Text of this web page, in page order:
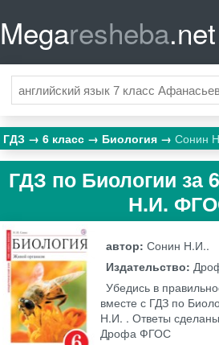
Megaresheba.net
ГДЗ 6 класс Биология Сонин
ГДЗ по Биологии за
Н.И.
автор:Сонин Н.И..
Издательство:
Убедись в
вместе с ГДЗ по
Н.И. . Ответы сделаны
Дрофа ФГОС